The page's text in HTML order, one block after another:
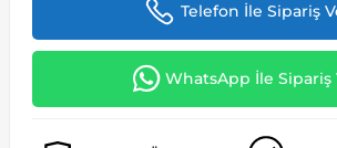
Telefon İle Sipariş
WhatsApp İle Sipariş